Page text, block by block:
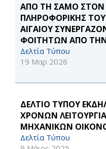
ΑΠΟ ΤΗ ΣΑΜΟ ΣΤΟΝ
ΠΛΗΡΟΦΟΡΙΚΗΣ
ΑΙΓΑΙΟΥ
ΦΟΙΤΗΤΩΝ ΑΠΟ ΤΗΝ
Δελτία Τύπου
19 Μαρ 2026
ΔΕΛΤΙΟ ΤΥΠΟΥ
ΧΡΟΝΩΝ
ΜΗΧΑΝΙΚΩΝ
Δελτία Τύπου